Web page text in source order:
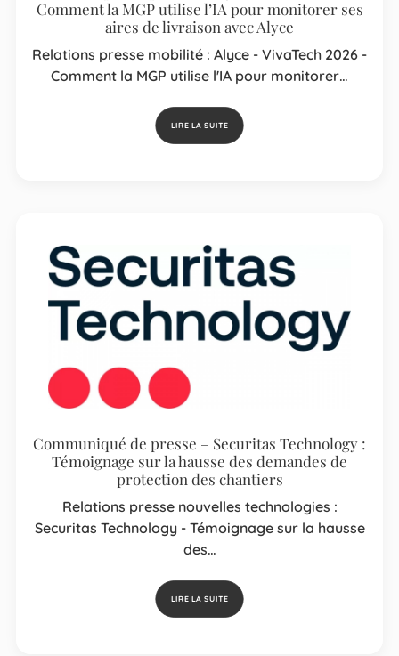
Comment la MGP utilise l’IA pour monitorer ses
aires de livraison avec Alyce
Relations presse mobilité : Alyce - VivaTech 2026 -
Comment la MGP utilise l'IA pour monitorer…
LIRE LA SUITE
Communiqué de presse – Securitas Technology :
Témoignage sur la hausse des demandes de
protection des chantiers
Relations presse nouvelles technologies :
Securitas Technology - Témoignage sur la hausse
des…
LIRE LA SUITE